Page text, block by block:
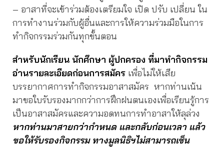
– อาสาที่จะเข้าร่วมต้องเตรียมใจ เปิด ปรับ เปลี่ยน ใน
การทำงานร่วมกับผู้อื่นและการให้ความร่วมมือในการ
ทำกิจกรรมร่วมกันทุกขั้นตอน
สำหรับนักเรียน นักศึกษา ผู้ปกครอง ที่มาทำกิจกรรม
อ่านรายละเอียดก่อนการสมัคร เพื่อไม่ให้เสีย
บรรยากาศการทำกิจกรรมอาสาสมัคร หากท่านเน้น
มาขอใบรับรองมากกว่าการฝึกฝนตนเองเพื่อเรียนรู้การ
เป็นอาสาสมัครและความอดทนการทำอาสาให้ลุล่วง
หากท่านมาสายกว่ากำหนด และกลับก่อนเวลา แล้ว
ขอให้รับรองกิจกรรม ทางมูลนิธิฯไม่สามารถเซ็น